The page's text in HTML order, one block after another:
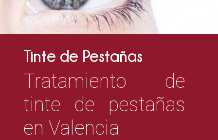
Tinte de Pestañas
Tratamiento de
tinte de pestañas
en Valencia